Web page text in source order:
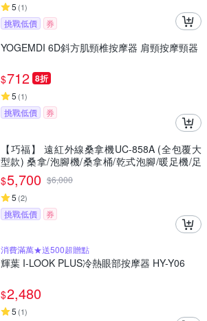
5 (1)
挑戰低價 券
YOGEMDI 6D斜方肌頸椎按摩器 肩頸按摩頸器
$712 8折
5 (1)
挑戰低價 券
【巧福】 遠紅外線桑拿機UC-858A (全包覆大
型款) 桑拿/泡腳機/桑拿桶/乾式泡腳/暖足機/足
浴桶/桑拿/美腿機/韓式汗蒸/保暖
$5,700 $6,000
5 (2)
挑戰低價 券
消費滿萬★送500超贈點
輝葉 I-LOOK PLUS冷熱眼部按摩器 HY-Y06
$2,480
5 (1)